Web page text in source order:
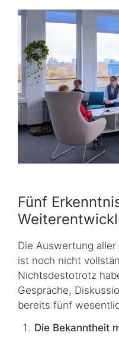
Fünf
Die Auswertung
ist noch nicht
Nichtsdestotrotz
Gespräche,
bereits fünf
Die Bekanntheit